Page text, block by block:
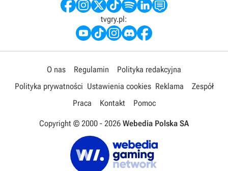
tvgry.pl:
O nas Regulamin
Polityka redakcyjna
Polityka prywatności Ustawienia cookies Reklama
Zespół
Praca
Kontakt Pomoc
Copyright © 2000 - 2026 Webedia Polska SA